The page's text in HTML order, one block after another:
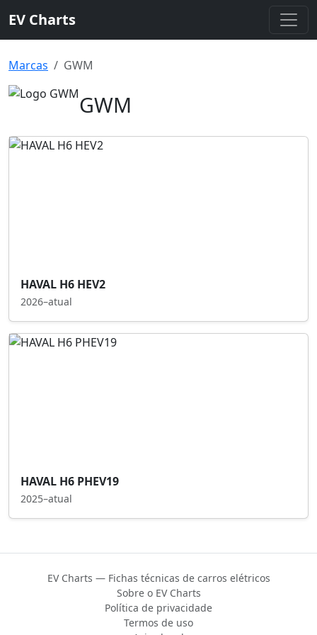
EV Charts
Marcas GWM
GWM
HAVAL H6 HEV2
2026–atual
HAVAL H6 PHEV19
2025–atual
EV Charts — Fichas técnicas de carros elétricos
Sobre o EV Charts
Política de privacidade
Termos de uso